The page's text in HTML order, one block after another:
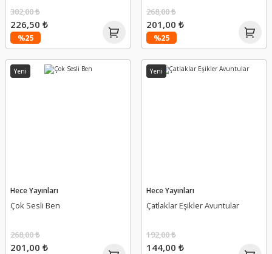
%25
302,00 ₺
226,50 ₺
%25
268,00 ₺
201,00 ₺
Yeni
Hece Yayınları
Çok Sesli Ben
268,00 ₺
201,00 ₺
Yeni
Hece Yayınları
Çatlaklar Eşikler Avuntular
192,00 ₺
144,00 ₺